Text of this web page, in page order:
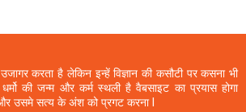
करता है लेकिन इन्हें विज्ञान की कसौटी पर कसना भी
की जन्म और कर्म स्थली है वैबसाइट का प्रयास होगा
उसमे सत्य के अंश को प्रगट करना l